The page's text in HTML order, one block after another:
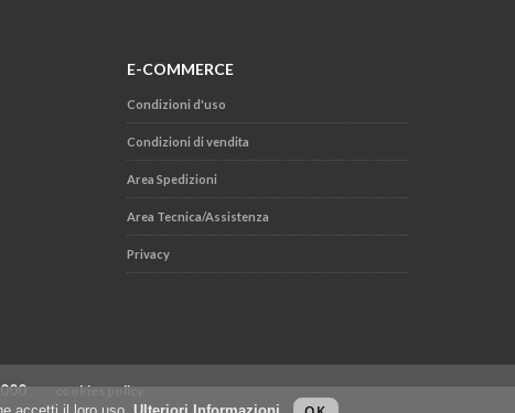
E-COMMERCE
Condizioni d'uso
Condizioni di vendita
Area Spedizioni
Area Tecnica/Assistenza
Privacy
cookies policy